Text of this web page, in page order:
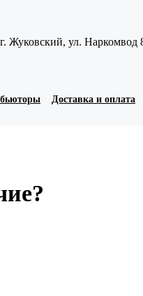
г. Жуковский, ул. Наркомвод
Доставка и оплата